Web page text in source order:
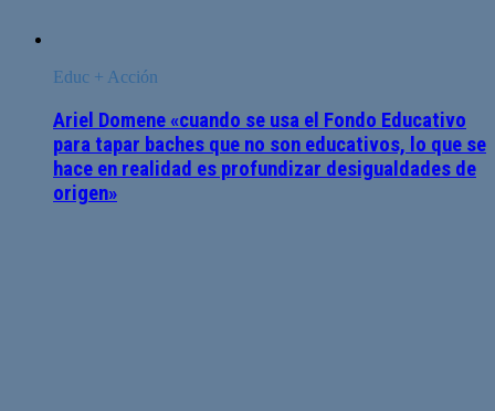
Educ + Acción
Ariel Domene «cuando se usa el Fondo Educativo
para tapar baches que no son educativos, lo que se
hace en realidad es profundizar desigualdades de
origen»